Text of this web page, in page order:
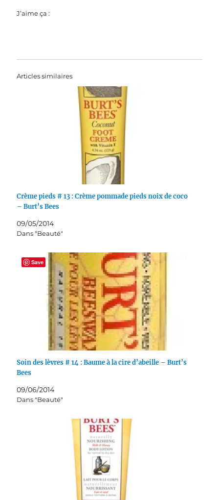
J’aime ça :
Articles similaires
Crème pieds # 13 : Crème pommade pieds noix de coco
– Burt’s Bees
09/05/2014
Dans "Beauté"
Soin des lèvres # 14 : Baume à la cire d’abeille – Burt’s
Bees
09/06/2014
Dans "Beauté"
Save